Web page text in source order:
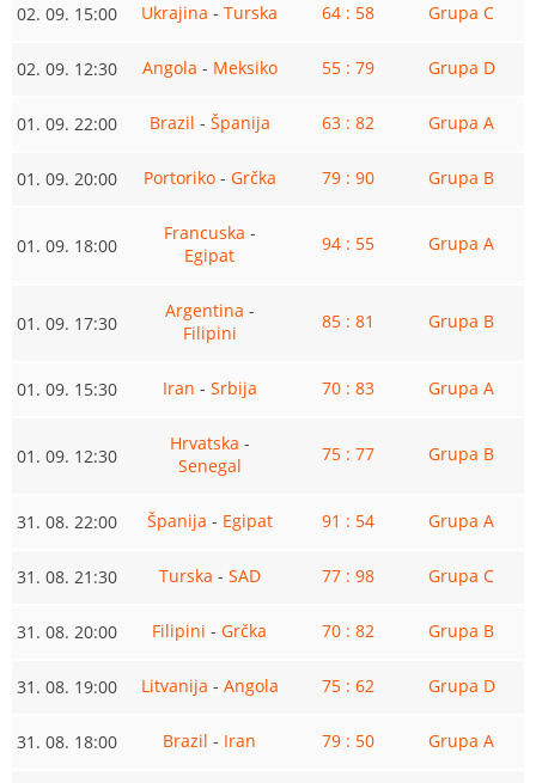
02. 09. 15:00 Ukrajina - Turska 64 : 58 Grupa C
02. 09. 12:30 Angola - Meksiko 55 : 79 Grupa D
01. 09. 22:00 Brazil - Španija 63 : 82 Grupa A
01. 09. 20:00 Portoriko- Grčka 79 : 90 Grupa B
01. 09. 18:00
Francuska -
Egipat
94 : 55 Grupa A
01. 09. 17:30
Argentina -
Filipini
85 : 81 Grupa B
01. 09. 15:30 Iran - Srbija 70 : 83 Grupa A
01. 09. 12:30
Hrvatska -
Senegal
75 : 77 Grupa B
31. 08. 22:00 Španija - Egipat 91 : 54 Grupa A
31. 08. 21:30 Turska - SAD 77 : 98 Grupa C
31. 08. 20:00 Filipini - Grčka 70 : 82 Grupa B
31. 08. 19:00 Litvanija - Angola 75 : 62 Grupa D
31. 08. 18:00 Brazil - Iran 79 : 50 Grupa A